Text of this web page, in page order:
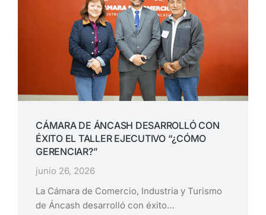
CÁMARA DE ÁNCASH DESARROLLÓ CON
ÉXITO EL TALLER EJECUTIVO “¿CÓMO
GERENCIAR?”
junio 26, 2026
La Cámara de Comercio, Industria y Turismo
de Áncash desarrolló con éxito…